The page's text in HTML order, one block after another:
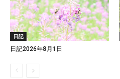
日記
日記2026年8月1日